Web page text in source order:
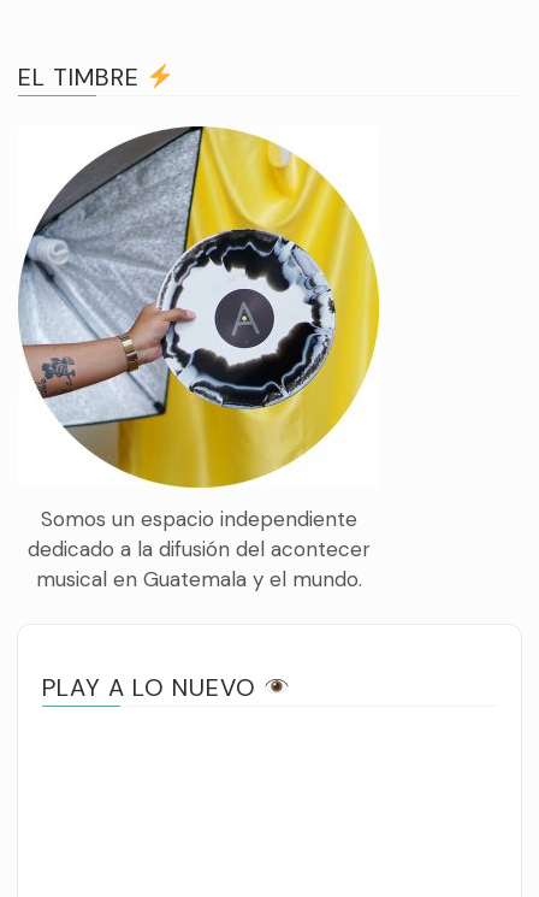
EL TIMBRE
Somos un espacio independiente
dedicado a la difusión del acontecer
musical en Guatemala y el mundo.
PLAY A LO NUEVO